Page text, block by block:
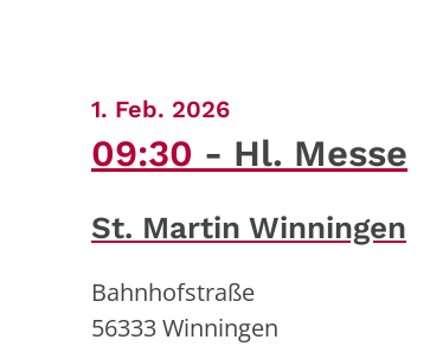
1. Feb. 2026:
09:30 Hl. Messe
St. Martin Winningen
Bahnhofstraße
56333Winningen